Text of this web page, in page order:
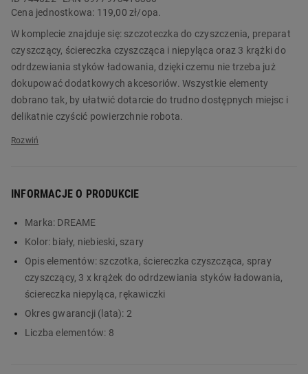
Cena jednostkowa: 119,00 zł/opa.
W komplecie znajduje się: szczoteczka do czyszczenia, preparat
czyszczący, ściereczka czyszcząca i niepyląca oraz 3 krążki do
odrdzewiania styków ładowania, dzięki czemu nie trzeba już
dokupować dodatkowych akcesoriów. Wszystkie elementy
dobrano tak, by ułatwić dotarcie do trudno dostępnych miejsc i
delikatnie czyścić powierzchnie robota.
Zestaw do czyszczenia robota koszącego DREAME to wygodne
sezon koszenia i wydłużyć jego bezproblemową pracę. Zamów
Główne cechy:
praktyczny zestaw do czyszczenia robotów koszących
DREAME
elementy czyszczące, którymi można dotrzeć w trudno
dostępne przestrzenie
delikatne czyszczenie powierzchni robota
INFORMACJE O PRODUKCIE
Marka: DREAME
Kolor: biały, niebieski, szary
Opis elementów: szczotka, ściereczka czyszcząca, spray
czyszczący, 3 x krążek do odrdzewiania styków ładowania,
ściereczka niepyląca, rękawiczki
Okres gwarancji (lata): 2
Liczba elementów: 8